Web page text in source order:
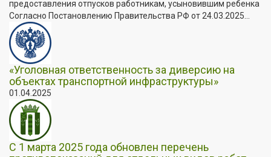
предоставления отпусков работникам, усыновившим ребенка
Согласно Постановлению Правительства РФ от 24.03.2025...
«Уголовная ответственность за диверсию на
объектах транспортной инфраструктуры»
01.04.2025
С 1 марта 2025 года обновлен перечень